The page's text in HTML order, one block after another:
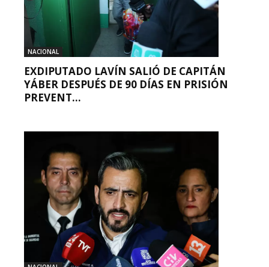
NACIONAL
EXDIPUTADO LAVÍN SALIÓ DE CAPITÁN
YÁBER DESPUÉS DE 90 DÍAS EN PRISIÓN
PREVENT...